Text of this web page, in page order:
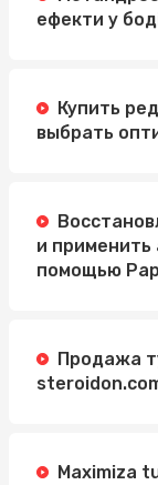
ефекти у
Купить
выбрать
и применить
помощью
Продажа
Maximiza